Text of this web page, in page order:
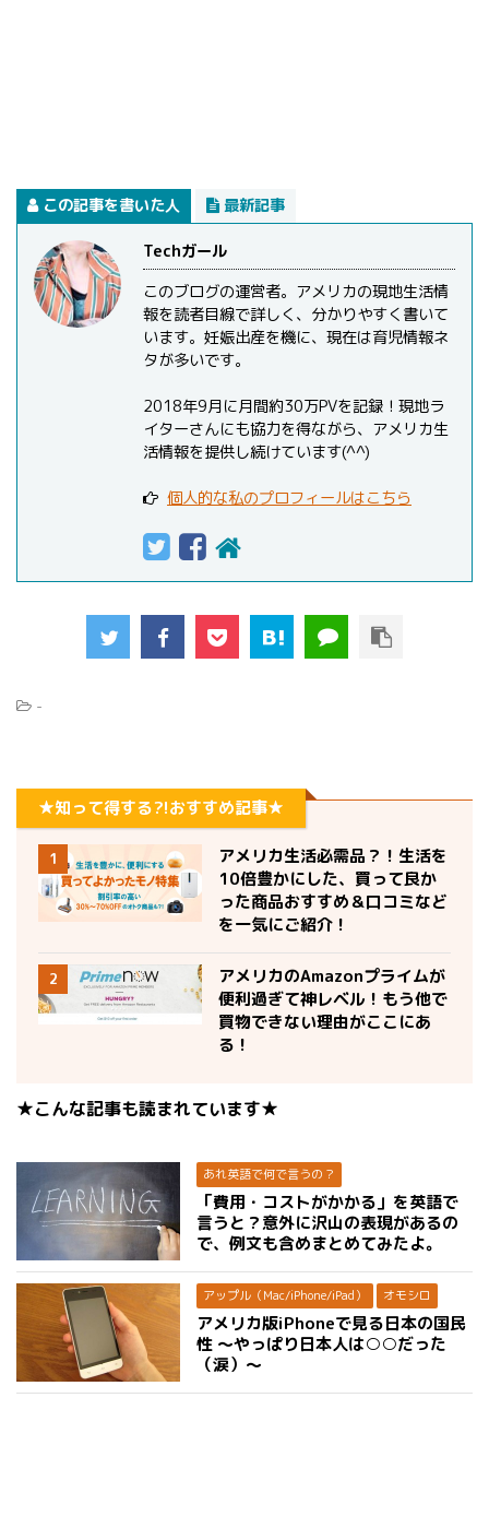
この記事を書いた人 最新記事
Techガール
このブログの運営者。アメリカの現地生活情
報を読者目線で詳しく、分かりやすく書いて
います。妊娠出産を機に、現在は育児情報ネ
タが多いです。
2018年9月に月間約30万PVを記録！現地ラ
イターさんにも協力を得ながら、アメリカ生
活情報を提供し続けています(^^)
個人的な私のプロフィールはこちら
-
★知って得する?!おすすめ記事★
1
アメリカ生活必需品？！生活を
10倍豊かにした、買って良か
った商品おすすめ＆口コミなど
を一気にご紹介！
2
アメリカのAmazonプライムが
便利過ぎて神レベル！もう他で
買物できない理由がここにあ
る！
★こんな記事も読まれています★
あれ英語で何で言うの？
「費用・コストがかかる」を英語で
言うと？意外に沢山の表現があるの
で、例文も含めまとめてみたよ。
アップル（Mac/iPhone/iPad） オモシロ
アメリカ版iPhoneで見る日本の国民
性 〜やっぱり日本人は○○だった
（涙）〜